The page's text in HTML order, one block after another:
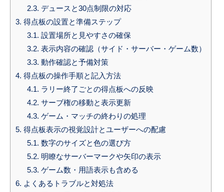
2.3. デュースと30点制限の対応
3. 得点板の設置と準備ステップ
3.1. 設置場所と見やすさの確保
3.2. 表示内容の確認（サイド・サーバー・ゲーム数）
3.3. 動作確認と予備対策
4. 得点板の操作手順と記入方法
4.1. ラリー終了ごとの得点板への反映
4.2. サーブ権の移動と表示更新
4.3. ゲーム・マッチの終わりの処理
5. 得点板表示の視覚設計とユーザーへの配慮
5.1. 数字のサイズと色の選び方
5.2. 明瞭なサーバーマークや矢印の表示
5.3. ゲーム数・用語表示も含める
6. よくあるトラブルと対処法